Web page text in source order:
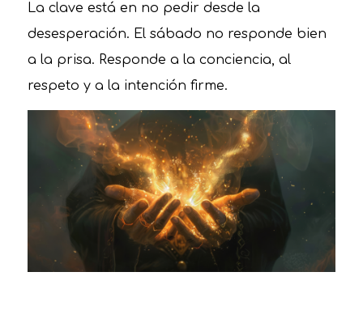
La clave está en no pedir desde la
desesperación. El sábado no responde bien
a la prisa. Responde a la conciencia, al
respeto y a la intención firme.